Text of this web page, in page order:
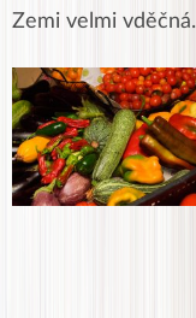
Zemi velmi vděčná.